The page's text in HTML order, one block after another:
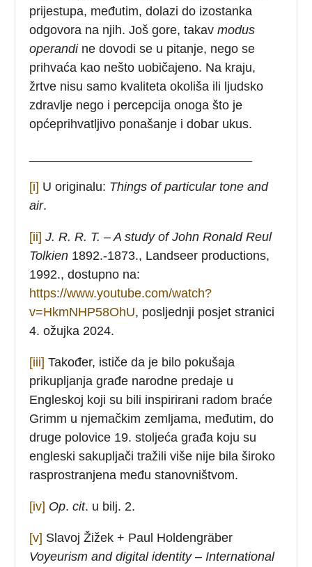
prijestupa, međutim, dolazi do izostanka
odgovora na njih. Još gore, takavmodus
operandi ne dovodi se u pitanje, nego se
prihvaća kao nešto uobičajeno. Na kraju,
žrtve nisu samo kvaliteta okoliša ili ljudsko
zdravlje nego i percepcija onoga što je
općeprihvatljivo ponašanje i dobar ukus.
[i] U originalu: Things of particular tone and
air.
[ii] J. R. R. T. –A study of John Ronald Reul
Tolkien 1892.-1873., Landseer productions,
1992., dostupno na:
https://www.youtube.com/watch?
v=HkmNHP58OhU, posljednji posjet stranici
4. ožujka 2024.
[iii] Također, ističe da je bilo pokušaja
prikupljanja građe narodne predaje u
Engleskoj koji su bili inspirirani radom braće
Grimm u njemačkim zemljama, međutim, do
druge polovice 19. stoljeća građa koju su
engleski sakupljači tražili više nije bila široko
rasprostranjena među stanovništvom.
[iv] Op.cit. u bilj. 2.
[v] Slavoj Žižek + Paul Holdengräber
Voyeurism and digital identity– International